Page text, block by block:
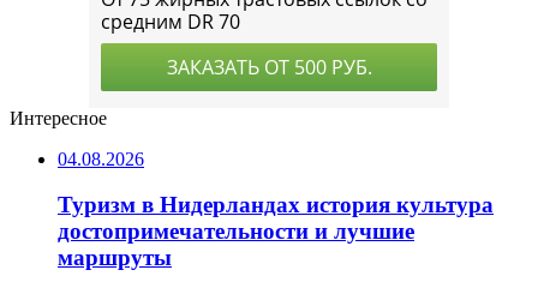
Интересное
04.08.2026
Туризм в Нидерландах история культура
достопримечательности и лучшие
маршруты